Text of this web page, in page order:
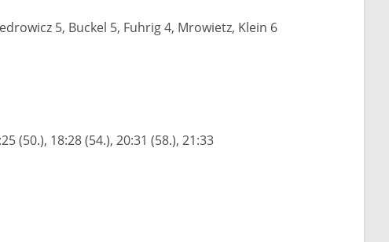
5, Buckel 5, Fuhrig 4, Mrowietz, Klein 6
(50.), 18:28 (54.), 20:31 (58.), 21:33